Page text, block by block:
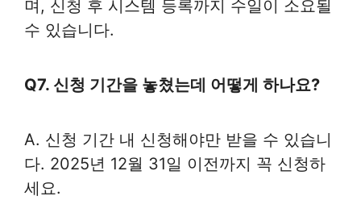
며, 신청 후 시스템 등록까지 수일이 소요될
수 있습니다.
Q7. 신청 기간을 놓쳤는데 어떻게 하나요?
A. 신청 기간 내 신청해야만 받을 수 있습니
다. 2025년 12월 31일 이전까지 꼭 신청하
세요.